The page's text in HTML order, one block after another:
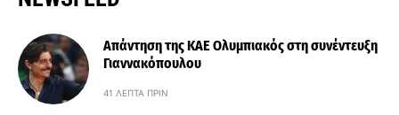
Απάντηση της ΚΑΕ Ολυμπιακός στη συνέντευξη
Γιαννακόπουλου
41 ΛΕΠΤΆ ΠΡΙΝ